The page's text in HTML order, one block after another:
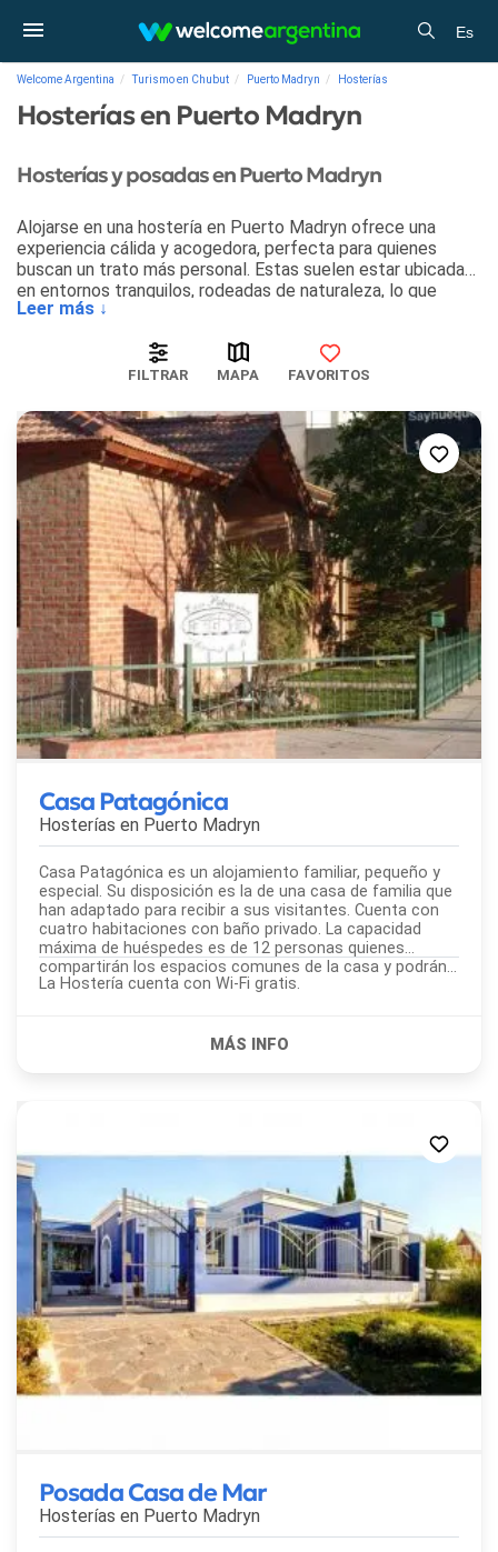
Es
Welcome Argentina Turismo en Chubut Puerto Madryn Hosterías
Hosterías en Puerto Madryn
Hosterías y posadas en Puerto Madryn
Alojarse en una hostería en Puerto Madryn ofrece una
experiencia cálida y acogedora, perfecta para quienes
buscan un trato más personal. Estas suelen estar ubicadas
en entornos tranquilos, rodeadas de naturaleza, lo que
garantiza descanso y desconexión.
Además, brindan servicios básicos como desayuno incluido
y limpieza diaria, combinando comodidad con una atención
excelente opción para quienes desean explorar las sierras y
los atractivos locales, sin renunciar a un ambiente familiar y
tranquilo. Suelen ser más económicas que los hoteles,
ofreciendo una excelente relación calidad-precio.
Leer más ↓
FILTRAR MAPA FAVORITOS
Casa Patagónica
Hosterías en Puerto Madryn
Casa Patagónica es un alojamiento familiar, pequeño y
especial. Su disposición es la de una casa de familia que
han adaptado para recibir a sus visitantes. Cuenta con
cuatro habitaciones con baño privado. La capacidad
máxima de huéspedes es de 12 personas quienes
compartirán los espacios comunes de la casa y podrán...
La Hostería cuenta con Wi-Fi gratis.
Posada Casa de Mar
Hosterías en Puerto Madryn